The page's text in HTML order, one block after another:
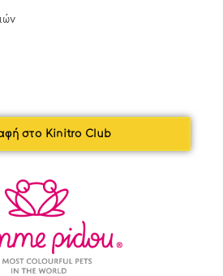
στο Kinitro Club